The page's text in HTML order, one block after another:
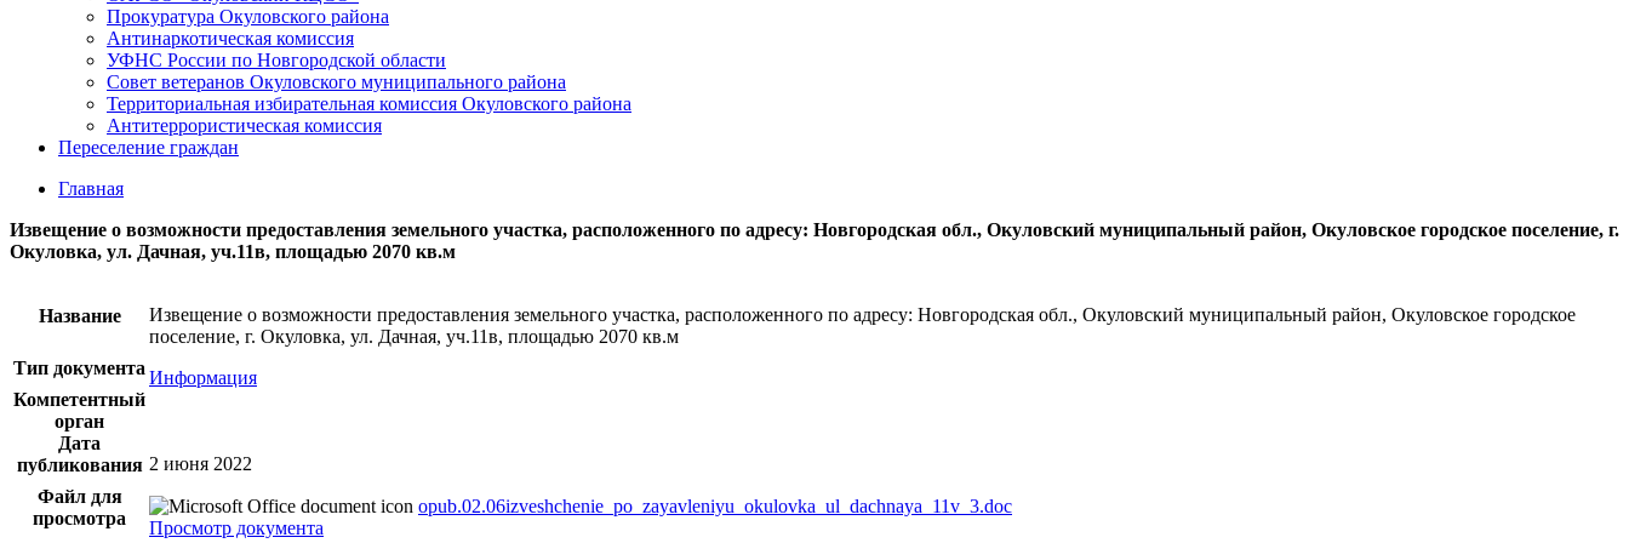
Прокуратура Окуловского района
Антинаркотическая комиссия
УФНС России по Новгородской области
Совет ветеранов Окуловского муниципального района
Территориальная избирательная комиссия Окуловского района
Антитеррористическая комиссия
Переселение граждан
Главная
Извещение о возможности предоставления земельного участка, расположенного по адресу: Новгородская обл., Окуловский муниципальный район, Окуловское городское поселение, г.
Окуловка, ул. Дачная, уч.11в, площадью 2070 кв.м
Название
Извещение о возможности предоставления земельного участка, расположенного по адресу: Новгородская обл., Окуловский муниципальный район, Окуловское городское
поселение, г. Окуловка, ул. Дачная, уч.11в, площадью 2070 кв.м
Тип документа Информация
Компетентный
орган
Дата
публикования 2 июня 2022
Файл для
просмотра
opub.02.06izveshchenie_po_zayavleniyu_okulovka_ul_dachnaya_11v_3.doc
Просмотр документа